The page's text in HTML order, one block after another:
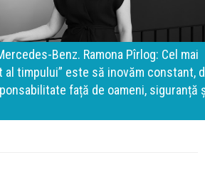
Benz. Ramona Pîrlog: Cel mai
este să inovăm constant, dar
față de oameni, siguranță și